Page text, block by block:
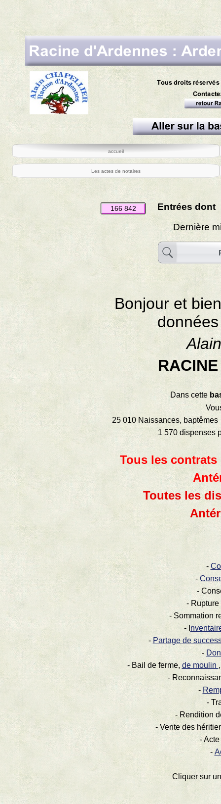
accueil
Les actes de notaires
Bonjour et
Dans cette
25 010 Naissances,
1 570 dispenses
Tous les contrats
Toutes les
-
-
-
-Rupture
-Sommation
-I
- Partage de
-
-Bail de ferme, de moulin
-
-
-
- Rendition
-Vente des
-Acte
-
Cliquer sur
Entrées dont
166 842
Dernière